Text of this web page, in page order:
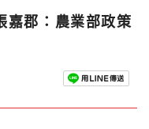
郡：農業部政策